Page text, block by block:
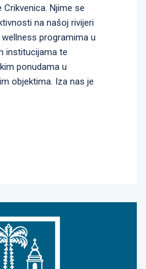
Njime se
na našoj rivijeri
programima u
institucijama te
ponudama u
objektima. Iza nas je